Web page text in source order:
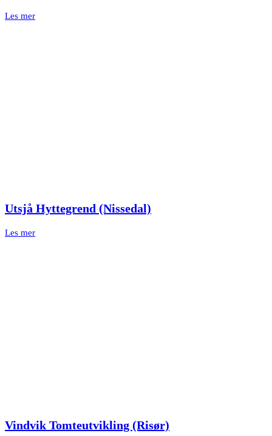
Les mer
Utsjå Hyttegrend (Nissedal)
Les mer
Vindvik Tomteutvikling (Risør)